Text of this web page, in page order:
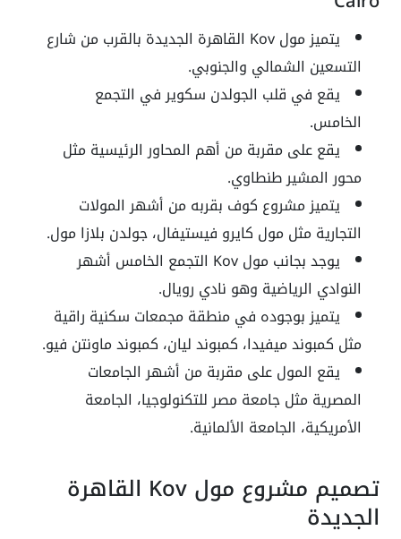
يتميز مول Kov القاهرة الجديدة بالقرب من شارع
التسعين الشمالي والجنوبي.
يقع في قلب الجولدن سكوير في التجمع
الخامس.
يقع على مقربة من أهم المحاور الرئيسية مثل
محور المشير طنطاوي.
يتميز مشروع كوف بقربه من أشهر المولات
التجارية مثل مول كايرو فيستيفال، جولدن بلازا مول.
يوجد بجانب مول Kov التجمع الخامس أشهر
النوادي الرياضية وهو نادي رويال.
يتميز بوجوده في منطقة مجمعات سكنية راقية
مثل كمبوند ميفيدا، كمبوند ليان، كمبوند ماونتن فيو.
يقع المول على مقربة من أشهر الجامعات
المصرية مثل جامعة مصر للتكنولوجيا، الجامعة
الأمريكية، الجامعة الألمانية.
تصميم مشروع مول Kov القاهرة
الجديدة